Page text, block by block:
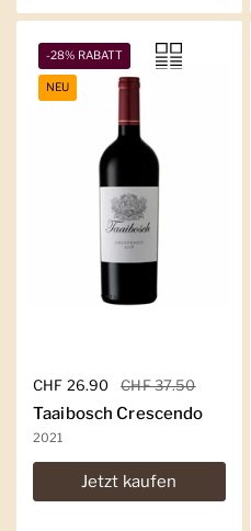
Regulärer Preis
CHF 26.90 Sale-Preis
CHF 37.50
Taaibosch Crescendo
2021
Jetzt kaufen
-28% RABATT
NEU